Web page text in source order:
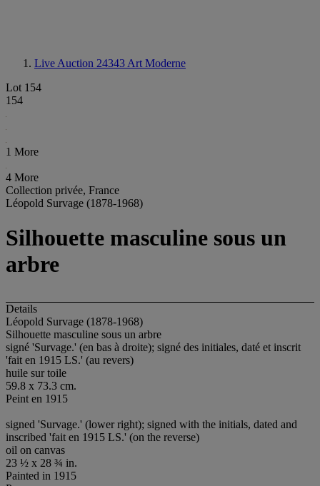
Live Auction 24343 Art Moderne
Lot 154
154
1 More
4 More
Collection privée, France
Léopold Survage (1878-1968)
Silhouette masculine sous un
arbre
Details
Léopold Survage (1878-1968)
Silhouette masculine sous un arbre
signé 'Survage.' (en bas à droite); signé des initiales, daté et inscrit
'fait en 1915 LS.' (au revers)
huile sur toile
59.8 x 73.3 cm.
Peint en 1915
signed 'Survage.' (lower right); signed with the initials, dated and
inscribed 'fait en 1915 LS.' (on the reverse)
oil on canvas
23 ½ x 28 ¾ in.
Painted in 1915